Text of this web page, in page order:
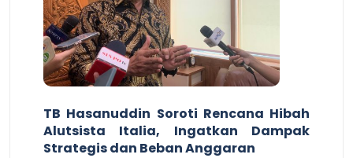
TB Hasanuddin Soroti Rencana Hibah
Alutsista Italia, Ingatkan Dampak
Strategis dan Beban Anggaran